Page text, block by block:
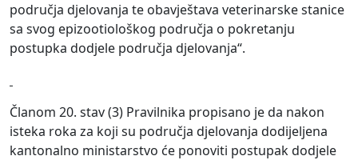
područja djelovanja te obavještava veterinarske stanice
sa svog epizootiološkog područja o pokretanju
postupka dodjele područja djelovanja“.
Članom 20. stav (3) Pravilnika propisano je da nakon
isteka roka za koji su područja djelovanja dodijeljena
kantonalno ministarstvo će ponoviti postupak dodjele